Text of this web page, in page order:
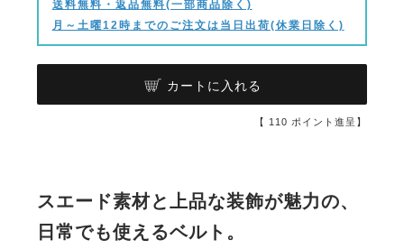
送料無料・返品無料(一部商品除く)
月～土曜12時までのご注文は当日出荷(休業日除く)
カートに入れる
【 110 ポイント進呈】
スエード素材と上品な装飾が魅力の、
日常でも使えるベルト。